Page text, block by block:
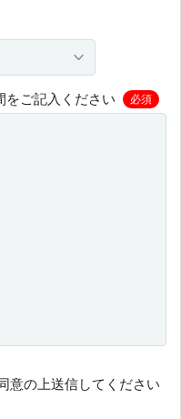
をご記入ください 必須
意の上送信してください